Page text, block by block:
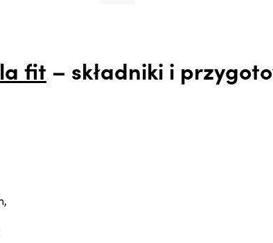
fit – składniki i